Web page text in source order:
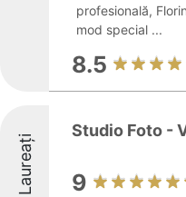
profesională,
mod special ...
8.5
Laureați
Studio Foto -
9